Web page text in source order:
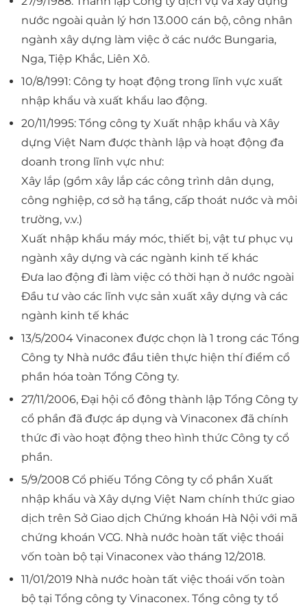
nước ngoài quản lý hơn 13.000 cán bộ, công nhân
ngành xây dựng làm việc ở các nước Bungaria,
Nga, Tiệp Khắc, Liên Xô.
10/8/1991: Công ty hoạt động trong lĩnh vực xuất
nhập khẩu và xuất khẩu lao động.
20/11/1995: Tổng công ty Xuất nhập khẩu và Xây
dựng Việt Nam được thành lập và hoạt động đa
doanh trong lĩnh vực như:
Xây lắp (gồm xây lắp các công trình dân dụng,
công nghiệp, cơ sở hạ tầng, cấp thoát nước và môi
trường, v.v.)
Xuất nhập khẩu máy móc, thiết bị, vật tư phục vụ
ngành xây dựng và các ngành kinh tế khác
Đưa lao động đi làm việc có thời hạn ở nước ngoài
Đầu tư vào các lĩnh vực sản xuất xây dựng và các
ngành kinh tế khác
13/5/2004 Vinaconex được chọn là 1 trong các Tổng
Công ty Nhà nước đầu tiên thực hiện thí điểm cổ
phần hóa toàn Tổng Công ty.
27/11/2006, Đại hội cổ đông thành lập Tổng Công ty
cổ phần đã được áp dụng và Vinaconex đã chính
thức đi vào hoạt động theo hình thức Công ty cổ
phần.
5/9/2008 Cổ phiếu Tổng Công ty cổ phần Xuất
nhập khẩu và Xây dựng Việt Nam chính thức giao
dịch trên Sở Giao dịch Chứng khoán Hà Nội với mã
chứng khoán VCG. Nhà nước hoàn tất việc thoái
vốn toàn bộ tại Vinaconex vào tháng 12/2018.
11/01/2019 Nhà nước hoàn tất việc thoái vốn toàn
bộ tại Tổng công ty Vinaconex. Tổng công ty tổ